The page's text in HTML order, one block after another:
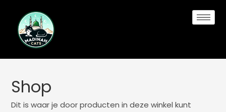
Shop
Dit is waar je door producten in deze winkel kunt